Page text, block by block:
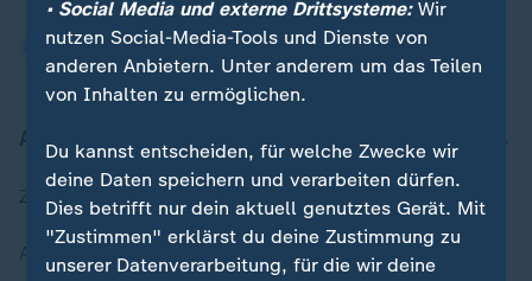
Aktuell bei ZDFheute
Zuletzt veröffentlicht
Aktuelle Sendungs-Videos
• Social Media und externe Drittsysteme:Wir
nutzen Social-Media-Tools und Dienste von
anderen Anbietern. Unter anderem um das Teilen
von Inhalten zu ermöglichen.
Du kannst entscheiden, für welche Zwecke wir
deine Daten speichern und verarbeiten dürfen.
Dies betrifft nur dein aktuell genutztes Gerät. Mit
"Zustimmen" erklärst du deine Zustimmung zu
unserer Datenverarbeitung, für die wir deine